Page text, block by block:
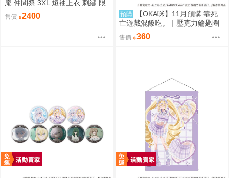
庵 仲間祭 3XL 短袖上衣 刺繡 限
定聯名
售價 2400 預購
【OKA咪】11月預購 靠死
亡遊戲混飯吃。｜壓克力鑰匙圈
02/盲抽(8種)(官方&新繪插畫) 隨
機一款
售價 360